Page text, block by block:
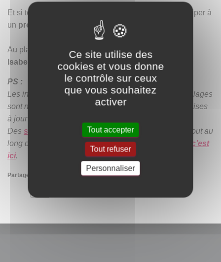
Et si tel est aussi votre souhait je serai ravie de participer à
un projet collectif si certains en ont l’envie !
Au plaisir de vous rencontrer à Vaugines,
Isabelle
PS :
Les informations sur les présences en cours de modelages
sont notées sur les des tableaux ci-dessous et sont mises
à jour régulièrement !
Des stages de modelagesont également organisé tout au
long de l’année et pour lecalendrier de
s stages c’est
ici.
Partager :
Ce site utilise des
cookies et vous donne
le contrôle sur ceux
que vous souhaitez
activer
Tout accepter
Tout refuser
Personnaliser